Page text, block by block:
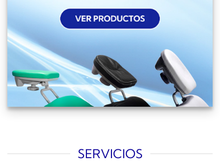
SERVICIOS